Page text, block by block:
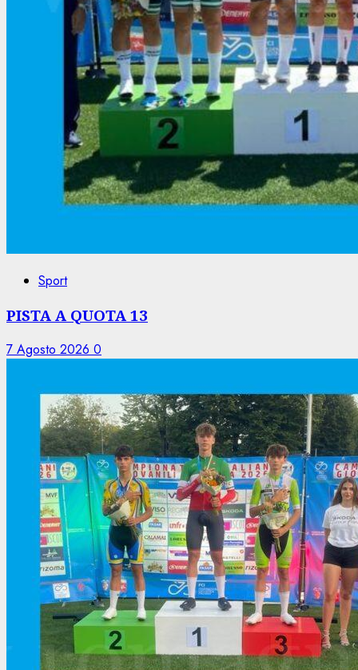
Sport
PISTA A QUOTA 13
7 Agosto 2026 0